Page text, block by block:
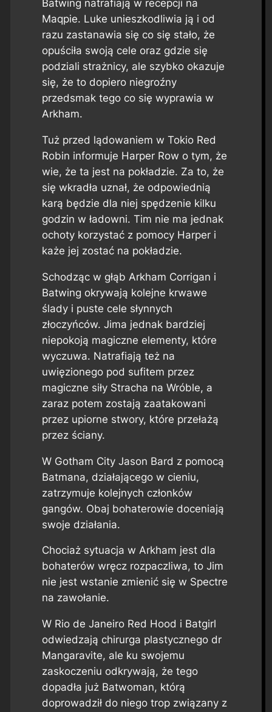
Batwing natrafiają w recepcji na
Maqpie. Luke unieszkodliwia ją i od
razu zastanawia się co się stało, że
opuściła swoją cele oraz gdzie się
podziali strażnicy, ale szybko okazuje
się, że to dopiero niegroźny
przedsmak tego co się wyprawia w
Arkham.
Tuż przed lądowaniem w Tokio Red
Robin informuje Harper Row o tym, że
wie, że ta jest na pokładzie. Za to, że
się wkradła uznał, że odpowiednią
karą będzie dla niej spędzenie kilku
godzin w ładowni. Tim nie ma jednak
ochoty korzystać z pomocy Harper i
każe jej zostać na pokładzie.
Schodząc w głąb Arkham Corrigan i
Batwing okrywają kolejne krwawe
ślady i puste cele słynnych
złoczyńców. Jima jednak bardziej
niepokoją magiczne elementy, które
wyczuwa. Natrafiają też na
uwięzionego pod sufitem przez
magiczne siły Stracha na Wróble, a
zaraz potem zostają zaatakowani
przez upiorne stwory, które przełażą
przez ściany.
W Gotham City Jason Bard z pomocą
Batmana, działającego w cieniu,
zatrzymuje kolejnych członków
gangów. Obaj bohaterowie doceniają
swoje działania.
Chociaż sytuacja w Arkham jest dla
bohaterów wręcz rozpaczliwa, to Jim
nie jest wstanie zmienić się w Spectre
na zawołanie.
W Rio de Janeiro Red Hood i Batgirl
odwiedzają chirurga plastycznego dr
Mangaravite, ale ku swojemu
zaskoczeniu odkrywają, że tego
dopadła już Batwoman, którą
doprowadził do niego trop związany z